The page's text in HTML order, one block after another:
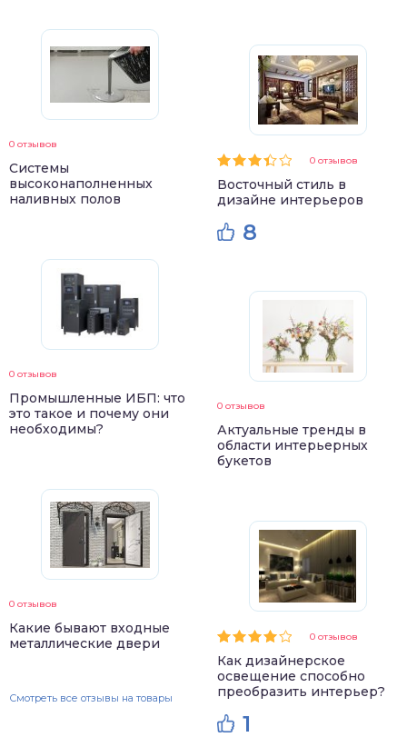
0 отзывов
Системы
высоконаполненных
наливных полов
0 отзывов
Промышленные ИБП: что
это такое и почему они
необходимы?
0 отзывов
Какие бывают входные
металлические двери
Смотреть все отзывы на товары
0 отзывов
Восточный стиль в
дизайне интерьеров
8
0 отзывов
Актуальные тренды в
области интерьерных
букетов
0 отзывов
Как дизайнерское
освещение способно
преобразить интерьер?
1